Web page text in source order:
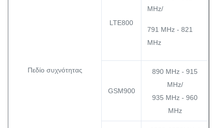
Πεδίο συχνότητας
LTE800
MHz/
791 MHz - 821
MHz
GSM900
890 MHz - 915
MHz/
935 MHz - 960
MHz